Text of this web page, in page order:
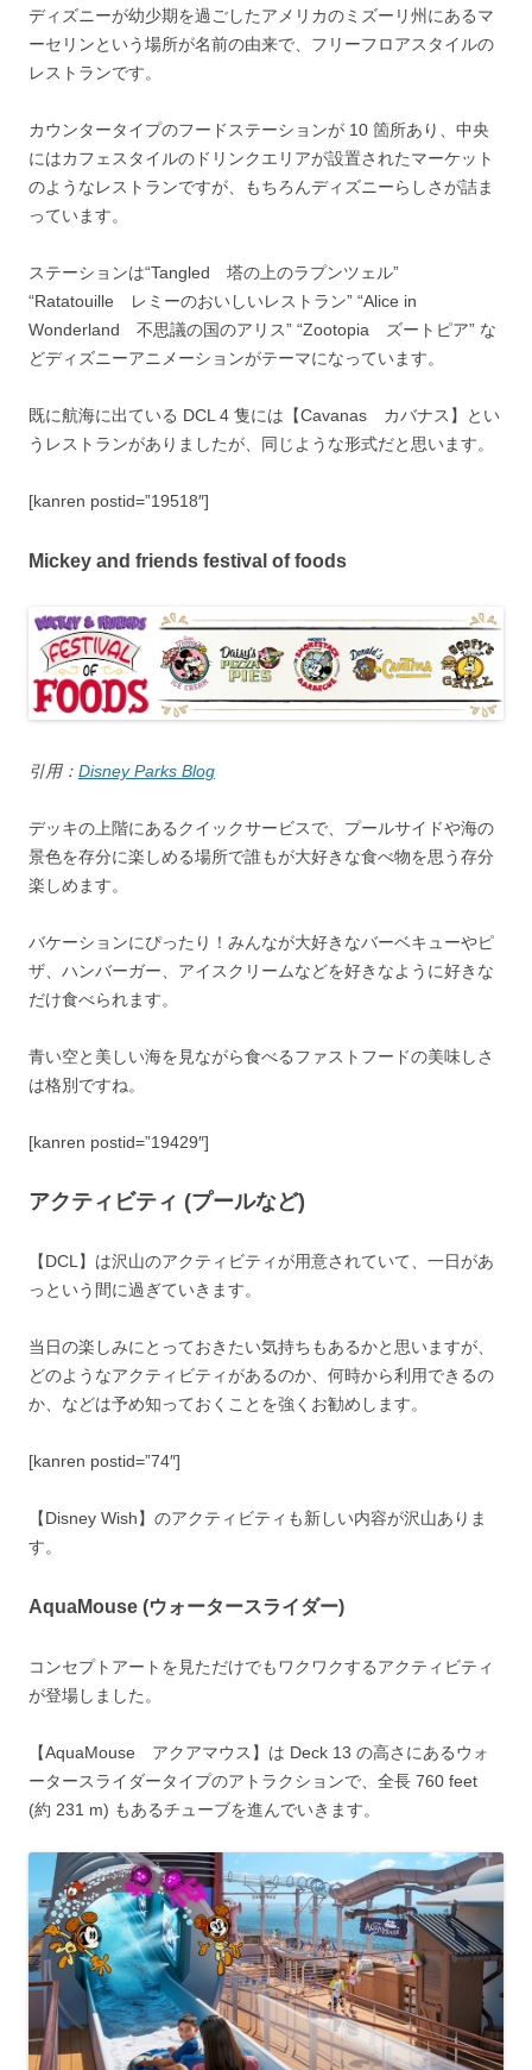
ディズニーが幼少期を過ごしたアメリカのミズーリ州にあるマ
ーセリンという場所が名前の由来で、フリーフロアスタイルの
レストランです。
カウンタータイプのフードステーションが 10 箇所あり、中央
にはカフェスタイルのドリンクエリアが設置されたマーケット
のようなレストランですが、もちろんディズニーらしさが詰ま
っています。
ステーションは“Tangled 塔の上のラプンツェル”
“Ratatouille レミーのおいしいレストラン” “Alice in
Wonderland 不思議の国のアリス” “Zootopia ズートピア” な
どディズニーアニメーションがテーマになっています。
既に航海に出ている DCL 4 隻には【Cavanas カバナス】とい
うレストランがありましたが、同じような形式だと思います。
[kanren postid=”19518″]
Mickey and friends festival of foods
引用： Disney Parks Blog
デッキの上階にあるクイックサービスで、プールサイドや海の
景色を存分に楽しめる場所で誰もが大好きな食べ物を思う存分
楽しめます。
バケーションにぴったり！みんなが大好きなバーベキューやピ
ザ、ハンバーガー、アイスクリームなどを好きなように好きな
だけ食べられます。
青い空と美しい海を見ながら食べるファストフードの美味しさ
は格別ですね。
[kanren postid=”19429″]
アクティビティ (プールなど)
【DCL】は沢山のアクティビティが用意されていて、一日があ
っという間に過ぎていきます。
当日の楽しみにとっておきたい気持ちもあるかと思いますが、
どのようなアクティビティがあるのか、何時から利用できるの
か、などは予め知っておくことを強くお勧めします。
[kanren postid=”74″]
【Disney Wish】のアクティビティも新しい内容が沢山ありま
す。
AquaMouse (ウォータースライダー)
コンセプトアートを見ただけでもワクワクするアクティビティ
が登場しました。
【AquaMouse アクアマウス】は Deck 13 の高さにあるウォ
ータースライダータイプのアトラクションで、全長 760 feet
(約 231 m) もあるチューブを進んでいきます。